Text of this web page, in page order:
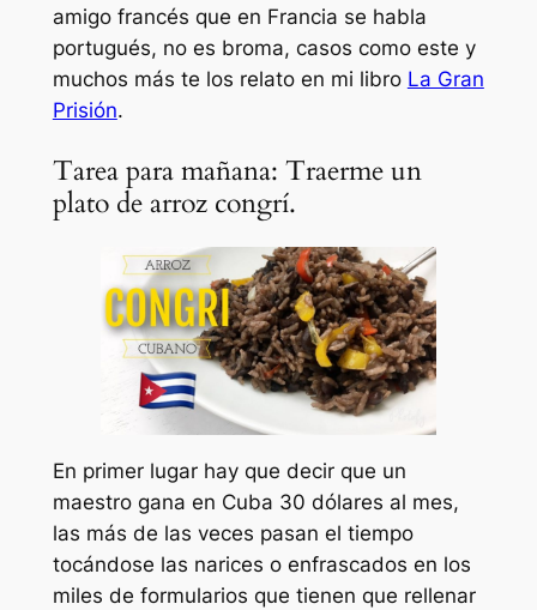
amigo francés que en Francia se habla
portugués, no es broma, casos como este y
muchos más te los relato en mi libro La Gran
Prisión.
Tarea para mañana: Traerme un
plato de arroz congrí.
En primer lugar hay que decir que un
maestro gana en Cuba 30 dólares al mes,
las más de las veces pasan el tiempo
tocándose las narices o enfrascados en los
miles de formularios que tienen que rellenar